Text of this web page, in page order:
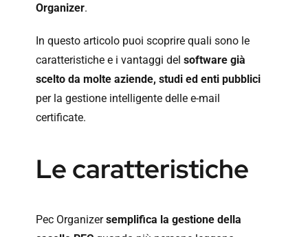
Organizer.
In questo articolo puoi scoprire quali sono le
caratteristiche e i vantaggi delsoftware già
scelto da molte aziende, studi ed enti pubblici
per la gestione intelligente delle e-mail
certificate.
Le caratteristiche
Pec Organizersemplifica la gestione della